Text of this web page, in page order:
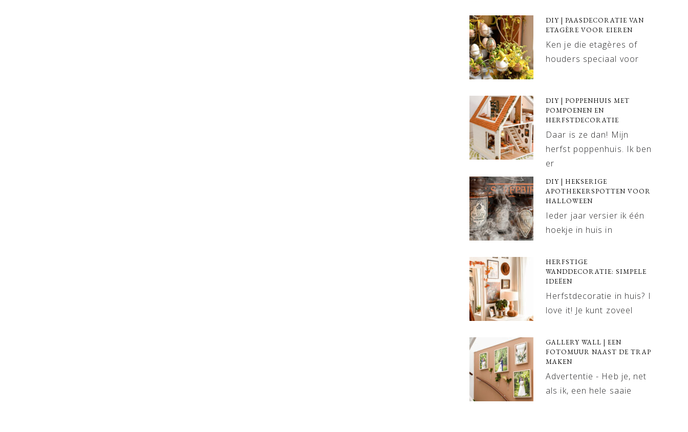
DIY | PAASDECORATIE VAN
ETAGÈRE VOOR EIEREN
Ken je die etagères of
houders speciaal voor
DIY | POPPENHUIS MET
POMPOENEN EN
HERFSTDECORATIE
Daar is ze dan! Mijn
herfst poppenhuis. Ik ben
er
DIY | HEKSERIGE
APOTHEKERSPOTTEN VOOR
HALLOWEEN
Ieder jaar versier ik één
hoekje in huis in
HERFSTIGE
WANDDECORATIE: SIMPELE
IDEËEN
Herfstdecoratie in huis? I
love it! Je kunt zoveel
GALLERY WALL | EEN
FOTOMUUR NAAST DE TRAP
MAKEN
Advertentie - Heb je, net
als ik, een hele saaie